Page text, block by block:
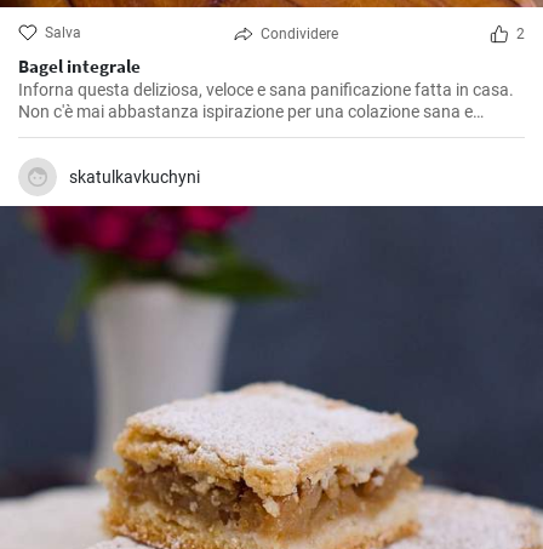
Salva Condividere 2
Bagel integrale
Inforna questa deliziosa, veloce e sana panificazione fatta in casa.
Non c'è mai abbastanza ispirazione per una colazione sana e
gustosa.
skatulkavkuchyni